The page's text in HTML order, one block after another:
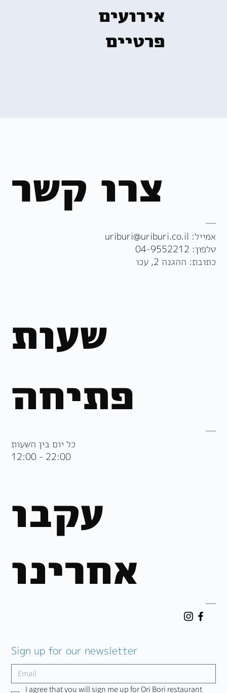
אירועים
פרטיים
שעות
פתיחה
כל יום בין השעות
12:00 - 22:00
צרו קשר
אמייל: uriburi@uriburi.co.il
טלפון: 04-9552212
כתובת: ההגנה 2, עכו
עקבו
אחרינו
Sign up for our newsletter
I agree that you will sign me up for Ori Bori restaurant